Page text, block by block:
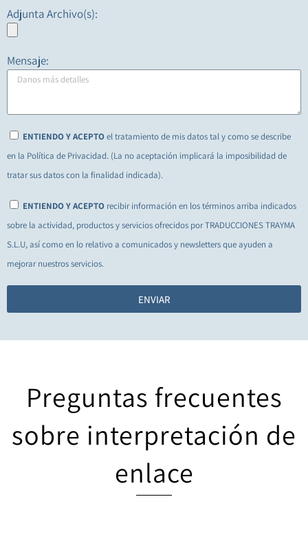
Adjunta Archivo(s):
Mensaje:
ENTIENDO Y ACEPTOel tratamiento de mis datos tal y como se describe
en la Política de Privacidad. (La no aceptación implicará la imposibilidad de
tratar sus datos con la finalidad indicada).
ENTIENDO Y ACEPTO recibir información en los términos arriba indicados
sobre la actividad, productos y servicios ofrecidos por TRADUCCIONES TRAYMA
S.L.U, así como en lo relativo a comunicados y newsletters que ayuden a
mejorar nuestros servicios.
ENVIAR
Preguntas frecuentes
sobre interpretación de
enlace